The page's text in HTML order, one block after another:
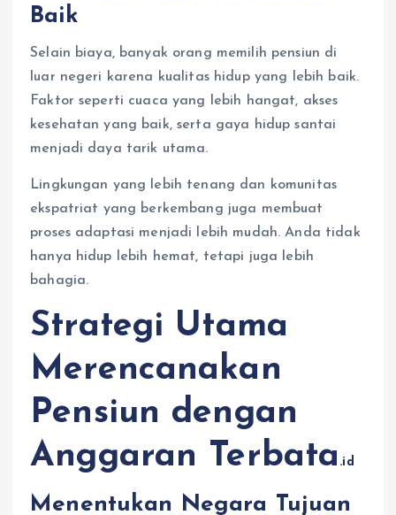
Baik
Selain biaya, banyak orang memilih pensiun di
luar negeri karena kualitas hidup yang lebih baik.
Faktor seperti cuaca yang lebih hangat, akses
kesehatan yang baik, serta gaya hidup santai
menjadi daya tarik utama.
Lingkungan yang lebih tenang dan komunitas
ekspatriat yang berkembang juga membuat
proses adaptasi menjadi lebih mudah. Anda tidak
hanya hidup lebih hemat, tetapi juga lebih
bahagia.
Strategi Utama
Merencanakan
Pensiun dengan
Anggaran Terbata .id
Menentukan Negara Tujuan